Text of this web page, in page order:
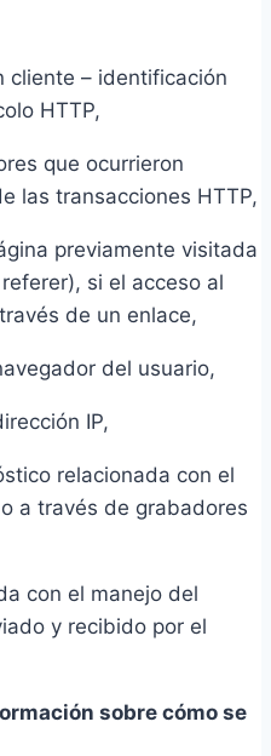
cliente – identificación
HTTP,
que ocurrieron
las transacciones HTTP,
previamente visitada
si el acceso al
de un enlace,
del usuario,
IP,
relacionada con el
a través de grabadores
con el manejo del
y recibido por el
sobre cómo se